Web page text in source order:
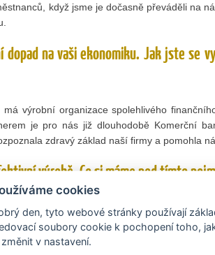
když jsme je dočasně převáděli na
na vaši ekonomiku. Jak jste se
výrobní organizace spolehlivého
je pro nás již dlouhodobě Komerční
zdravý základ naší firmy a pomohla
výrobě. Co si máme pod tímto
produkt, v našem případě
podskupinu, ve vysoké kvalitě
termínu za tržně přijatelnou
cookies
den, tyto webové stránky používají
soubory cookie k pochopení toho,
změnit v nastavení.